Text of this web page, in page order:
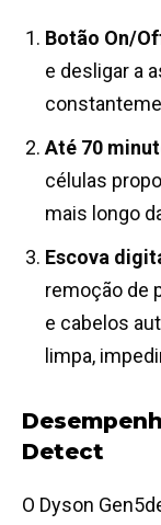
Botão On/
e desligar a
Até 70
células
mais longo
Escova
remoção de
e cabelos
limpa,
Detect
O Dyson